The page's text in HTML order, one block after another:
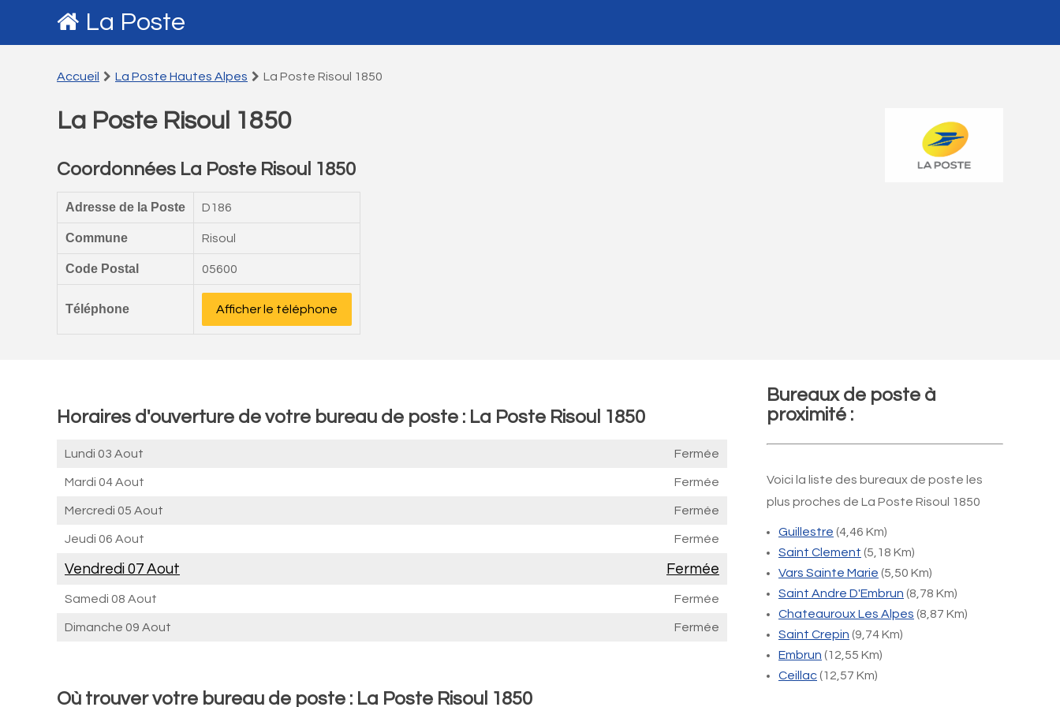
La Poste
Accueil La Poste Hautes Alpes La Poste Risoul 1850
La Poste Risoul 1850
Coordonnées La Poste Risoul 1850
Adresse de la Poste D186
Commune Risoul
Code Postal 05600
Téléphone Afficher le téléphone
Horaires d'ouverture de votre bureau de poste : La Poste Risoul 1850
Lundi 03 Aout Fermée
Mardi 04 Aout Fermée
Mercredi 05 Aout Fermée
Jeudi 06 Aout Fermée
Vendredi 07 Aout Fermée
Samedi 08 Aout Fermée
Dimanche 09 Aout Fermée
Où trouver votre bureau de poste : La Poste Risoul 1850
Bureaux de poste à
proximité :
Voici la liste des bureaux de poste les
plus proches de La Poste Risoul 1850
Guillestre (4,46 Km)
Saint Clement (5,18 Km)
Vars Sainte Marie (5,50 Km)
Saint Andre D'Embrun (8,78 Km)
Chateauroux Les Alpes (8,87 Km)
Saint Crepin (9,74 Km)
Embrun (12,55 Km)
Ceillac(12,57 Km)